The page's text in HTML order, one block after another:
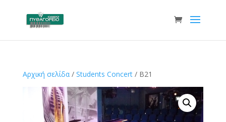
Αρχική σελίδα/ Students Concert/ B21